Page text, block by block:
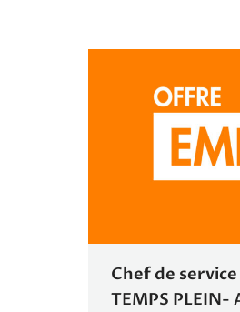
Chef de
TEMPS PLEIN-